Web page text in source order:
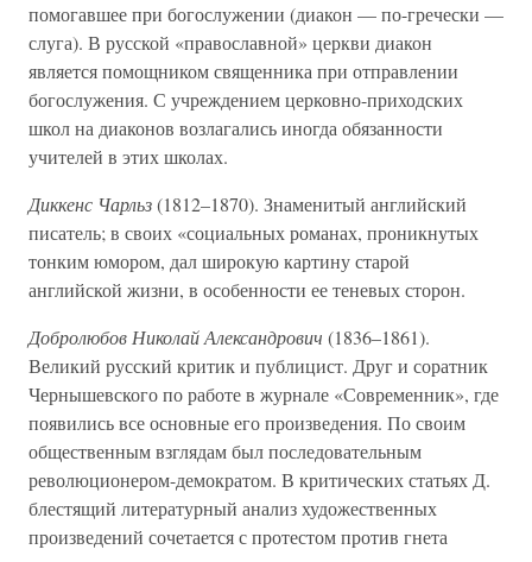
помогавшее при богослужении (диакон — по-гречески —
слуга). В русской «православной» церкви диакон
является помощником священника при отправлении
богослужения. С учреждением церковно-приходских
школ на диаконов возлагались иногда обязанности
учителей в этих школах.
Диккенс Чарльз(1812–1870). Знаменитый английский
писатель; в своих «социальных романах, проникнутых
тонким юмором, дал широкую картину старой
английской жизни, в особенности ее теневых сторон.
Добролюбов Николай Александрович (1836–1861).
Великий русский критик и публицист. Друг и соратник
Чернышевского по работе в журнале «Современник», где
появились все основные его произведения. По своим
общественным взглядам был последовательным
революционером-демократом. В критических статьях Д.
блестящий литературный анализ художественных
произведений сочетается с протестом против гнета